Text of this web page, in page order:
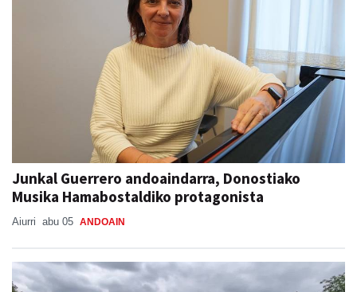
Junkal Guerrero andoaindarra, Donostiako
Musika Hamabostaldiko protagonista
Aiurri abu 05 ANDOAIN